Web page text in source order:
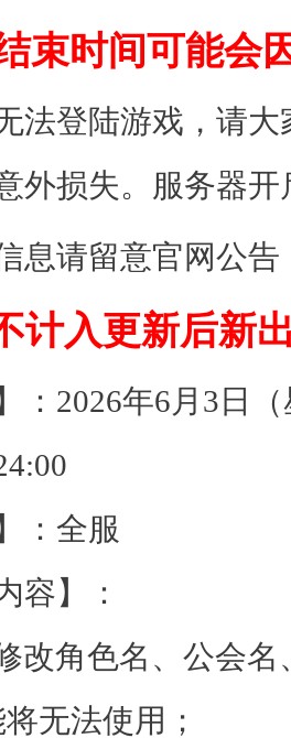
束时间可能会
法登陆游戏，请
外损失。服务器
息请留意官网公告
计入更新后新
：2026年6月3日
：全服
容】：
改角色名、公会
无法使用；